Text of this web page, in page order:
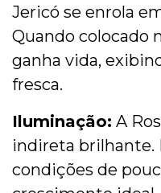
Jericó se enrola
Quando colocado
ganha vida,
fresca.
Iluminação: A
indireta brilhante.
condições de